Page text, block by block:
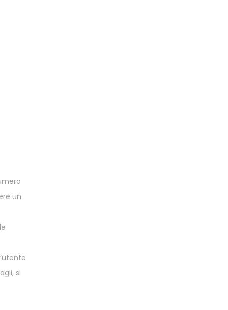
un
si